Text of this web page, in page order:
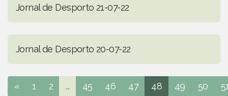
Jornal de Desporto 21-07-22
Jornal de Desporto 20-07-22
« 1 2 ... 45 46 47 48 49 50